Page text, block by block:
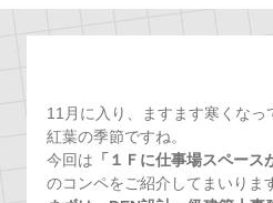
11月に入り、ますます寒くなっ
紅葉の季節ですね。
今回は 「１Ｆに仕事場スペース
のコンペをご紹介してまいりま